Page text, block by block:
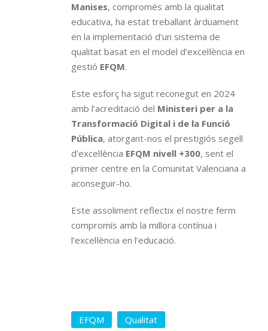
Manises, compromés amb la qualitat
educativa, ha estat treballant àrduament
en la implementació d’un sistema de
qualitat basat en el model d’excel·lència en
gestió EFQM.
Este esforç ha sigut reconegut en 2024
amb l’acreditació del Ministeri per a la
Transformació Digital i de la Funció
Pública, atorgant-nos el prestigiós segell
d’excel·lència EFQM nivell +300, sent el
primer centre en la Comunitat Valenciana a
aconseguir-ho.
Este assoliment reflectix el nostre ferm
compromís amb la millora contínua i
l’excel·lència en l’educació.
EFQM Qualitat